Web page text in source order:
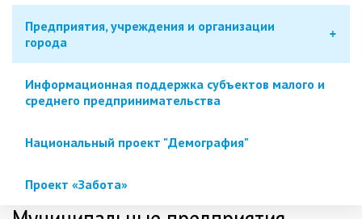
Предприятия, учреждения и организации
города
Информационная поддержка субъектов малого и
среднего предпринимательства
Национальный проект "Демография"
Проект «Забота»